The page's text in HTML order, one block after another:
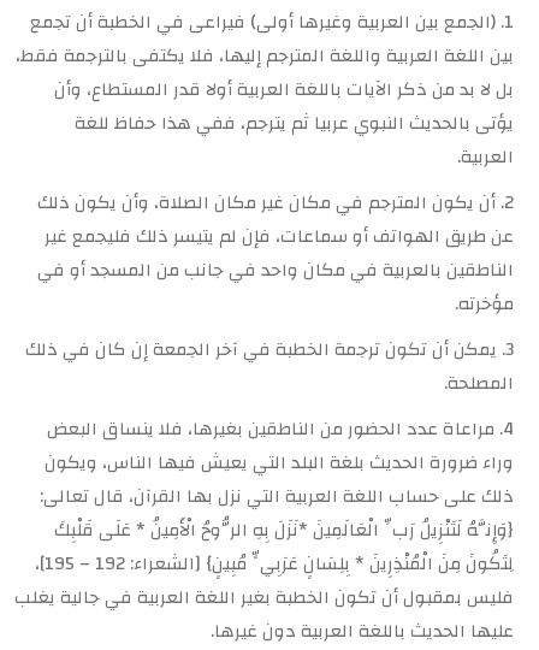
(الجمع بين العربية وغيرها أولى) فيراعى في الخطبة أن تجمع
بين اللغة العربية واللغة المترجم إليها، فلا يكتفى بالترجمة فقط،
بل لا بد من ذكر الآيات باللغة العربية أولا قدر المستطاع، وأن
يؤتى بالحديث النبوي عربيا ثم يترجم، ففي هذا حفاظ للغة
العربية.
أن يكون المترجم في مكان غير مكان الصلاة، وأن يكون ذلك
عن طريق الهواتف أو سماعات، فإن لم يتيسر ذلك فليجمع غير
الناطقين بالعربية في مكان واحد في جانب من المسجد أو في
مؤخرته.
يمكن أن تكون ترجمة الخطبة في آخر الجمعة إن كان في ذلك
المصلحة.
مراعاة عدد الحضور من الناطقين بغيرها، فلا ينساق البعض
وراء ضرورة الحديث بلغة البلد التي يعيش فيها الناس، ويكون
ذلك على حساب اللغة العربية التي نزل بها القرآن، قال تعالى:
{وَإِنَّهُ لَتَنْزِيلُ رَبِّ الْعَالَمِينَ *نَزَلَ بِهِ الرُّوحُ الْأَمِينُ * عَلَى قَلْبِكَ
لِتَكُونَ مِنَ الْمُنْذِرِينَ * بِلِسَانٍ عَرَبِيٍّ مُبِينٍ} [الشعراء: 192 – 195]،
فليس بمقبول أن تكون الخطبة بغير اللغة العربية في جالية يغلب
عليها الحديث باللغة العربية دون غيرها.